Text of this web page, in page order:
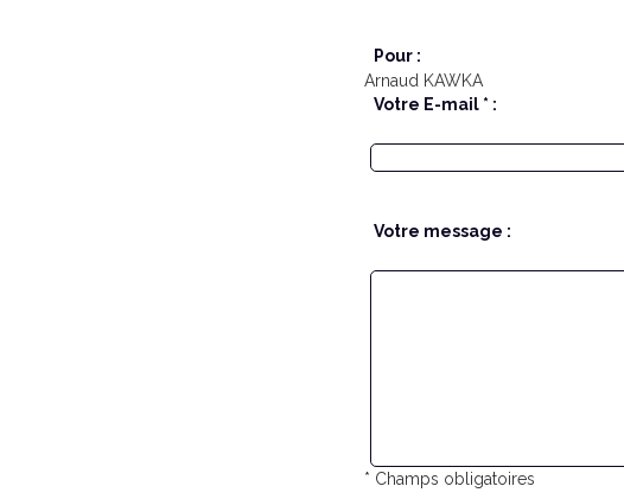
Pour :
Arnaud KAWKA
Votre E-mail * :
Votre message :
* Champs obligatoires